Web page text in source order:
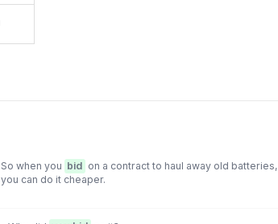
So when you bid on a contract to haul away old batteries,
you can do it cheaper.